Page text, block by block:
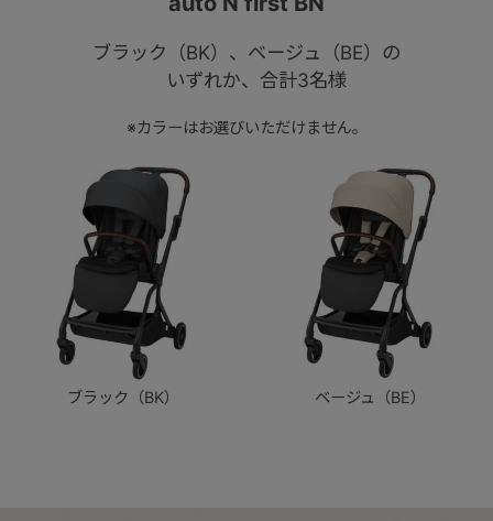
ブラック（BK）、ベージュ（BE）の
いずれか、合計3名様
※カラーはお選びいただけません。
ブラック（BK） ベージュ（BE）